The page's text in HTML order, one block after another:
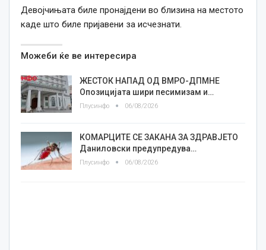
Девојчињата биле пронајдени во близина на местото
каде што биле пријавени за исчезнати.
Можеби ќе ве интересира
ЖЕСТОК НАПАД ОД ВМРО-ДПМНЕ
Опозицијата шири песимизам и…
Плусинфо 06/08/2026
КОМАРЦИТЕ СЕ ЗАКАНА ЗА ЗДРАВЈЕТО
Даниловски предупредува…
Плусинфо 06/08/2026